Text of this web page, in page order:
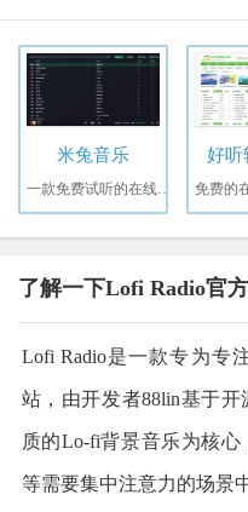
米兔音乐 好听
了解一下Lofi Radio官
Lofi Radio是一款专为专
站，由开发者88lin基于
质的Lo-fi背景音乐为核
等需要集中注意力的场景